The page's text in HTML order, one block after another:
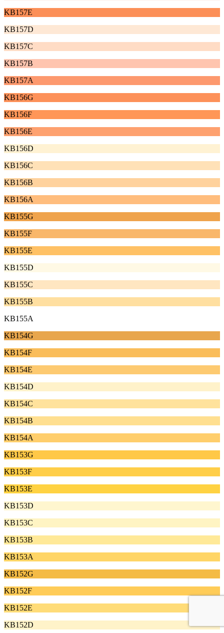
KB157E
KB157D
KB157C
KB157B
KB157A
KB156G
KB156F
KB156E
KB156D
KB156C
KB156B
KB156A
KB155G
KB155F
KB155E
KB155D
KB155C
KB155B
KB155A
KB154G
KB154F
KB154E
KB154D
KB154C
KB154B
KB154A
KB153G
KB153F
KB153E
KB153D
KB153C
KB153B
KB153A
KB152G
KB152F
KB152E
KB152D